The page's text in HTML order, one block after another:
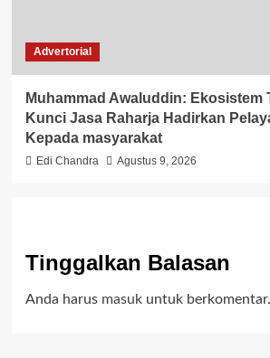
Advertorial
Muhammad Awaluddin: Ekosistem
Kunci Jasa Raharja Hadirkan
Kepada masyarakat
Edi Chandra Agustus 9, 2026
Tinggalkan Balasan
Anda harus masukuntuk berkomentar.